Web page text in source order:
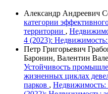
Александр Андреевич
категории
территории ,
4 (2023):
Петр Григорьевич
Баронин, Валентин
Устойчивость
жизненных циклах
парков , Недвижимость: